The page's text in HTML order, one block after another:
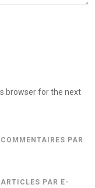
browser for the next
PAR
PAR E-